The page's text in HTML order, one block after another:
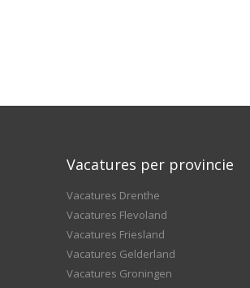
Vacatures per provincie
Vacatures Drenthe
Vacatures Flevoland
Vacatures Friesland
Vacatures Gelderland
Vacatures Groningen